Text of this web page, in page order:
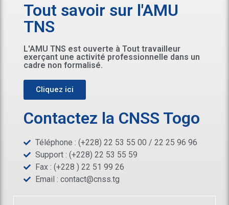
Tout savoir sur l'AMU
TNS
L'AMU TNS est ouverte à Tout travailleur
exerçant une activité professionnelle dans un
cadre non formalisé.
Cliquez ici
Contactez la CNSS Togo
Téléphone : (+228) 22 53 55 00 / 22 25 96 96
Support : (+228) 22 53 55 59
Fax : (+228 ) 22 51 99 26
Email : contact@cnss.tg